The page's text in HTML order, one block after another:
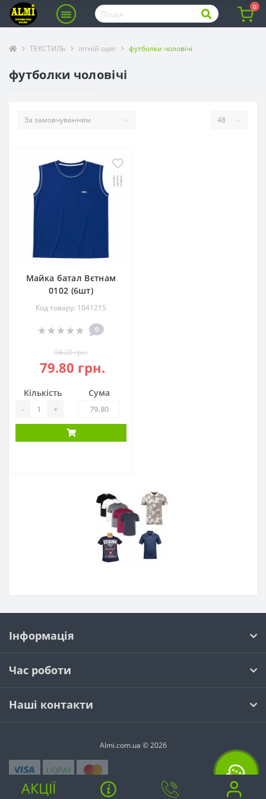
0
ТЕКСТИЛЬ літній одяг футболки чоловічі
футболки чоловічі
Майка батал Вєтнам
0102 (6шт)
Код товару: 1041215
0
94.20 грн.
79.80 грн.
Кількість
- +
Сума
Інформація
Час роботи
Наші контакти
Almi.com.ua © 2026
АКЦІЇ